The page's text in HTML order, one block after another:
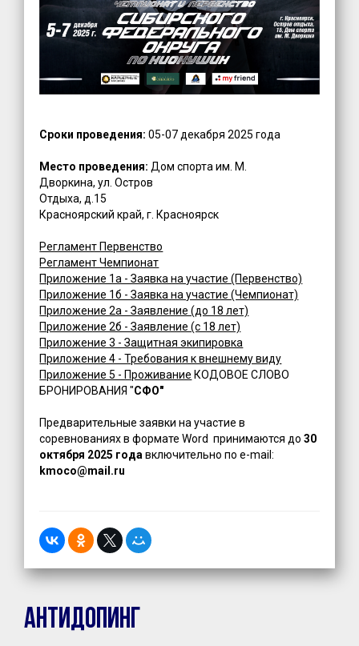
Сроки проведения:05-07 декабря 2025 года
Место проведения: Дом спорта им. М.
Дворкина, ул. Остров
Отдыха, д.15
Красноярский край, г. Красноярск
Регламент Первенство
Регламент Чемпионат
Приложение 1а - Заявка на участие (Первенство)
Приложение 1б - Заявка на участие (Чемпионат)
Приложение 2а - Заявление (до 18 лет)
Приложение 2б - Заявление (с 18 лет)
Приложение 3 - Защитная экипировка
Приложение 4 - Требования к внешнему виду
Приложение 5 - Проживание КОДОВОЕ СЛОВО
БРОНИРОВАНИЯ "СФО"
Предварительные заявки на участие в
соревнованиях в формате Word принимаются до 30
октября 2025 года включительно по e-mail:
kmoco@mail.ru
Антидопинг